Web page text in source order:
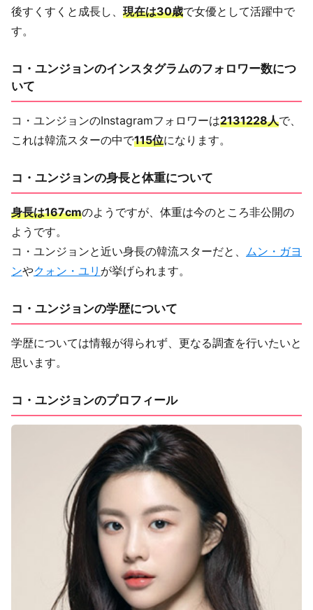
後すくすくと成長し、 現在は30歳で女優として活躍中で
す。
コ・ユンジョンのインスタグラムのフォロワー数につ
いて
コ・ユンジョンのInstagramフォロワーは2131228人で、
これは韓流スターの中で115位になります。
コ・ユンジョンの身長と体重について
身長は167cmのようですが、体重は今のところ非公開の
ようです。
コ・ユンジョンと近い身長の韓流スターだと、 ムン・ガヨ
ンやクォン・ユリ が挙げられます。
コ・ユンジョンの学歴について
学歴については情報が得られず、更なる調査を行いたいと
思います。
コ・ユンジョンのプロフィール